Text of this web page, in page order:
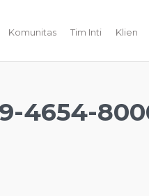
Komunitas Tim Inti Klien
4654-